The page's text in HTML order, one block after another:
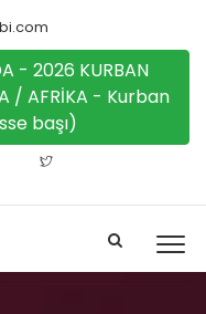
- 2026 KURBAN
/ AFRİKA - Kurban
başı)